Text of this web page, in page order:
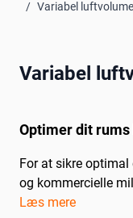
/ Variabel
Variabel
Optimer dit
For at sikre
og kommercielle
præcis styring af
Læs mere